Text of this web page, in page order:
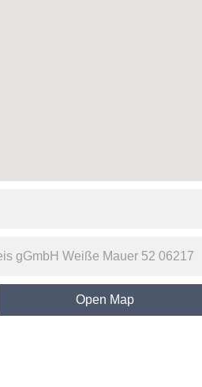
Open Map